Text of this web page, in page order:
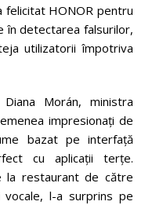
felicitat HONOR pentru
detectarea falsurilor,
utilizatorii împotriva
Morán, ministra
impresionați de
bazat pe interfață
cu aplicații terțe.
la restaurant de către
l-a surprins pe